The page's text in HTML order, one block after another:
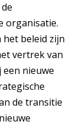
organisatie.
beleid zijn
vertrek van
nieuwe
de transitie